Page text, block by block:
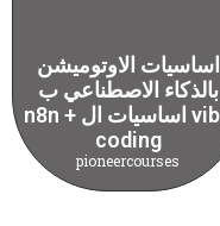
اساسيات الاوتوميشن
بالذكاء الاصطناعي ب
n8n + اساسيات ال vibe
coding
pioneercourses